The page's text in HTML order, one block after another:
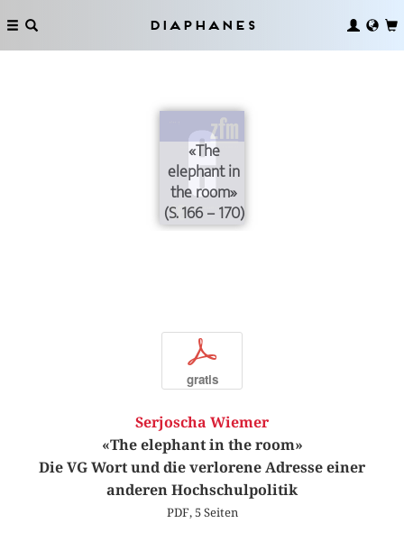
Diaphanes
«The
elephant in
the room»
(S. 166 – 170)
p
gratis
Serjoscha Wiemer
«The elephant in the room»
Die VG Wort und die verlorene Adresse einer
anderen Hochschulpolitik
PDF, 5 Seiten